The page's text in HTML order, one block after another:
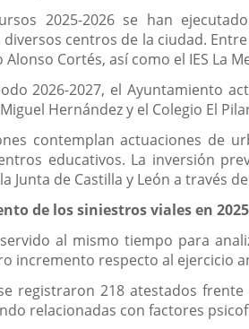
2025-2026 se han
centros de la ciudad.
Alonso Cortés, así como el IES La
2026-2027, el Ayuntamiento
Hernández y el Colegio El
contemplan actuaciones de
educativos. La inversión
Junta de Castilla y León a través
de los siniestros viales en 2025
al mismo tiempo para
incremento respecto al ejercicio
registraron 218 atestados
relacionadas con factores